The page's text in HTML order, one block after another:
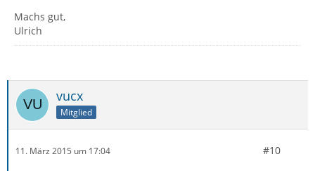
Machs gut,
Ulrich
vucx
Mitglied
11. März 2015 um 17:04 #10